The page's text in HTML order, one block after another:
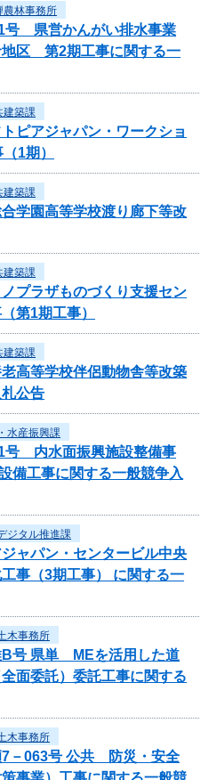
農林事務所
号 県営かんがい排水事業
区 第2期工事に関する一
建築課
ピアジャパン・ワークショ
1期）
建築課
学園高等学校渡り廊下等改
建築課
プラザものづくり支援セン
第1期工事）
建築課
高等学校伴侶動物舎等改築
公告
水産振興課
号 内水面振興施設整備事
工事に関する一般競争入
ジタル推進課
ャパン・センタービル中央
事（3期工事） に関する一
木事務所
B号 県単 MEを活用した道
面委託）委託工事に関する
木事務所
7－063号 公共 防災・安全